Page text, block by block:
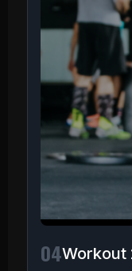
04Workout